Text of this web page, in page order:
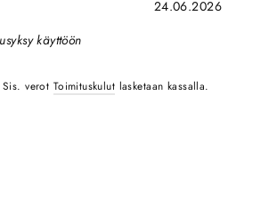
Päivämäärä:
24.06.2026
käyttöön
hinta
Sis. verot Toimituskulut lasketaan kassalla.